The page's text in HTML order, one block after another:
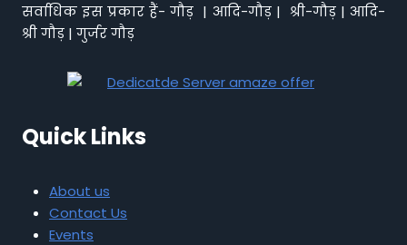
सर्वाधिक इस प्रकार हैं- गौड़ | आदि-गौड़ | श्री-गौड़ | आदि-
श्री गौड़ | गुर्जर गौड़
Quick Links
About us
Contact Us
Events